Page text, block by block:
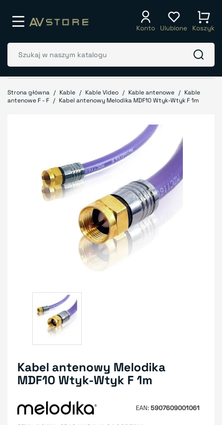
Konto Ulubione Koszyk
Strona główna Kable Kable Video Kable antenowe
Kable
antenowe F - F
Kabel antenowy Melodika MDF10 Wtyk-Wtyk F 1m
Kabel antenowy Melodika
MDF10 Wtyk-Wtyk F 1m
EAN 5907609001061